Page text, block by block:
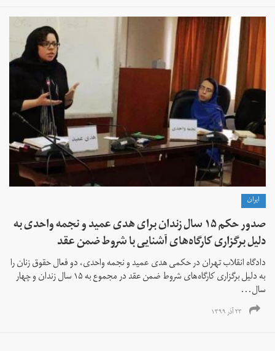
ايران
صدور حکم ۱۵ سال زندان برای هدی عمید و نجمه واحدی به
دلیل برگزاری کارگاه‌های آشنایی با شروط ضمن عقد
دادگاه انقلاب تهران در حکمی هدی عمید و نجمه واحدی، دو فعال حقوق زنان را
به دلیل برگزاری کارگاه‌های شروط ضمن عقد در مجموع به ۱۵ سال زندان و چهار
سال...
۲۳ آذر ۱۳۹۹